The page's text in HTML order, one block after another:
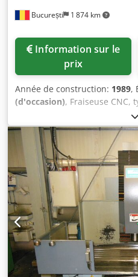
București 1 874 km
prix
Année de construction: 1989,
(d'occasion), Fraiseuse CNC,
Table : 6000 x 1060 mm
6000 mm Course Y : 2000
Commande : Siemens 828 DSL